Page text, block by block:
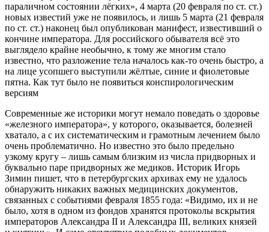
параличном состоянии лёгких», 4 марта (20 февраля по ст. ст.)
новых известий уже не появилось, и лишь 5 марта (21 февраля
по ст. ст.) наконец был опубликован манифест, известивший о
кончине императора. Для российского обывателя всё это
выглядело крайне необычно, к тому же многим стало
известно, что разложение тела началось как-то очень быстро, а
на лице усопшего выступили жёлтые, синие и фиолетовые
пятна. Как тут было не появиться конспирологическим
версиям
Современные же историки могут немало поведать о здоровье
«железного императора», у которого, оказывается, болезней
хватало, а с их систематическим и грамотным лечением было
очень проблематично. Но известно это было предельно
узкому кругу – лишь самым близким из числа придворных и
буквально паре придворных же медиков. Историк Игорь
Зимин пишет, что в петербургских архивах ему не удалось
обнаружить никаких важных медицинских документов,
связанных с событиями февраля 1855 года: «Видимо, их и не
было, хотя в одном из фондов хранятся протоколы вскрытия
императоров Александра II и Александра III, великих князей